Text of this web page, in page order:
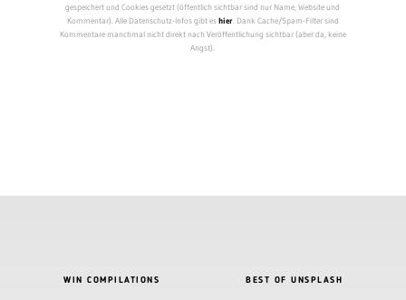
gespeichert und Cookies gesetzt (öffentlich sichtbar sind nur Name, Website und
Kommentar). Alle Datenschutz-Infos gibt eshier. Dank Cache/Spam-Filter sind
Kommentare manchmal nicht direkt nach Veröffentlichung sichtbar (aber da, keine
Angst).
WIN COMPILATIONS BEST OF UNSPLASH